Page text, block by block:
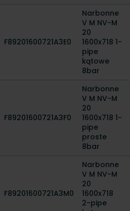
F89201600721A3E0
Narbonne
V M NV-M
20
1600x718 1-
pipe
kątowe
8bar
F89201600721A3F0
Narbonne
V M NV-M
20
1600x718 1-
pipe
proste
8bar
F89201600721A3M0
Narbonne
V M NV-M
20
1600x718
2-pipe